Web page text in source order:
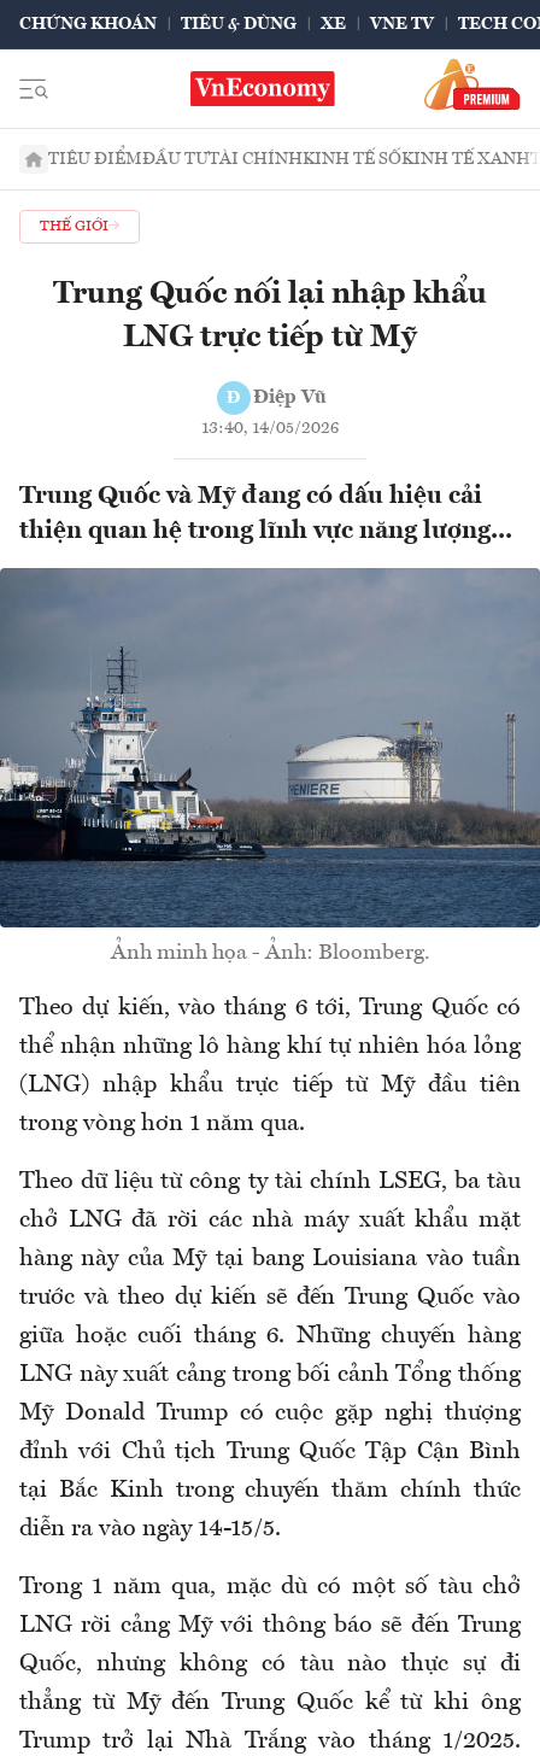
CHỨNG KHOÁN TIÊU & DÙNG XE VNE TV TECH
TIÊU ĐIỂMĐẦU TƯTÀI CHÍNHKINH TẾ SỐKINH TẾ XANH
THẾ GIỚI
Trung Quốc nối lại nhập khẩu
LNG trực tiếp từ Mỹ
Đ Điệp Vũ
13:40, 14/05/2026
Trung Quốc và Mỹ đang có dấu hiệu cải
thiện quan hệ trong lĩnh vực năng lượng...
Ảnh minh họa - Ảnh: Bloomberg.
Theo dự kiến, vào tháng 6 tới, Trung Quốc có
thể nhận những lô hàng khí tự nhiên hóa lỏng
(LNG) nhập khẩu trực tiếp từ Mỹ đầu tiên
trong vòng hơn 1 năm qua.
Theo dữ liệu từ công ty tài chính LSEG, ba tàu
chở LNG đã rời các nhà máy xuất khẩu mặt
hàng này của Mỹ tại bang Louisiana vào tuần
trước và theo dự kiến sẽ đến Trung Quốc vào
giữa hoặc cuối tháng 6. Những chuyến hàng
LNG này xuất cảng trong bối cảnh Tổng thống
Mỹ Donald Trump có cuộc gặp nghị thượng
đỉnh với Chủ tịch Trung Quốc Tập Cận Bình
tại Bắc Kinh trong chuyến thăm chính thức
diễn ra vào ngày 14-15/5.
Trong 1 năm qua, mặc dù có một số tàu chở
LNG rời cảng Mỹ với thông báo sẽ đến Trung
Quốc, nhưng không có tàu nào thực sự đi
thẳng từ Mỹ đến Trung Quốc kể từ khi ông
Trump trở lại Nhà Trắng vào tháng 1/2025.